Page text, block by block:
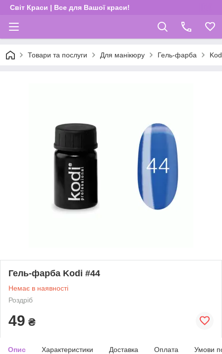
Світ Краси | Все для Вашої краси!
Товари та послуги Для манікюру Гель-фарба
Гель-фарба Kodi #44
Немає в наявності
Роздріб
49 ₴
Опис Характеристики Доставка Оплата Умови